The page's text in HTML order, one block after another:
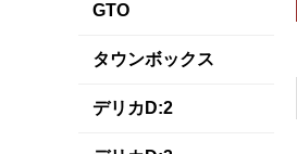
GTO
タウンボックス
デリカD:2